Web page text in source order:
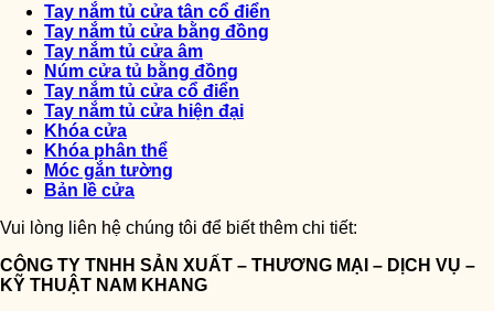
Tay nắm tủ cửa tân cổ điển
Tay nắm tủ cửa bằng đồng
Tay nắm tủ cửa âm
Núm cửa tủ bằng đồng
Tay nắm tủ cửa cổ điển
Tay nắm tủ cửa hiện đại
Khóa cửa
Khóa phân thể
Móc gắn tường
Bản lề cửa
Vui lòng liên hệ chúng tôi để biết thêm chi tiết:
CÔNG TY TNHH SẢN XUẤT – THƯƠNG MẠI – DỊCH VỤ –
KỸ THUẬT NAM KHANG